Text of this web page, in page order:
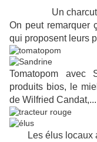
Un
On peut remarquer
qui proposent leurs
Tomatopom avec
produits bios, le
de Wilfried Candat,...
Les élus locaux